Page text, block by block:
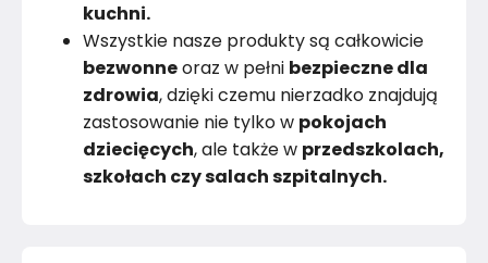
kuchni.
Wszystkie nasze produkty są całkowicie
bezwonneoraz w pełni bezpieczne dla
zdrowia, dzięki czemu nierzadko znajdują
zastosowanie nie tylko w pokojach
dziecięcych, ale także w przedszkolach,
szkołach czy salach szpitalnych.